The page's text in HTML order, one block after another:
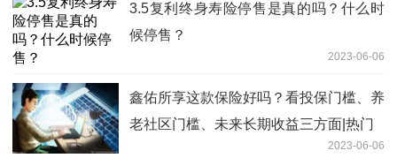
3.5复利终身寿险停售是真的吗？什么时
候停售？
2023-06-06
鑫佑所享这款保险好吗？看投保门槛、养
老社区门槛、未来长期收益三方面|热门
2023-06-06